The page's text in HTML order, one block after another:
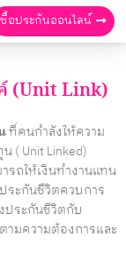
ซื้อประกันออนไลน์
(Unit Link)
ที่คนกำลังให้ความ
( Unit Linked)
รถให้เงินทำงานแทน
ระกันชีวิตควบการ
ประกันชีวิตกับ
มความต้องการและ